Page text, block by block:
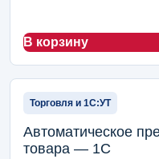
В корзину
Торговля и 1С:УТ
Автоматическое
товара — 1С